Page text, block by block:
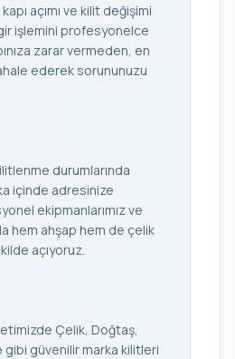
açımı ve kilit değişimi
işlemini profesyonelce
zarar vermeden, en
ederek sorununuzu
durumlarında
içinde adresinize
ekipmanlarımız ve
hem ahşap hem de çelik
açıyoruz.
Çelik, Doğtaş,
gibi güvenilir marka kilitleri